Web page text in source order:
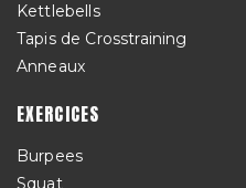
Kettlebells
Tapis de Crosstraining
Anneaux
EXERCICES
Burpees
Squat